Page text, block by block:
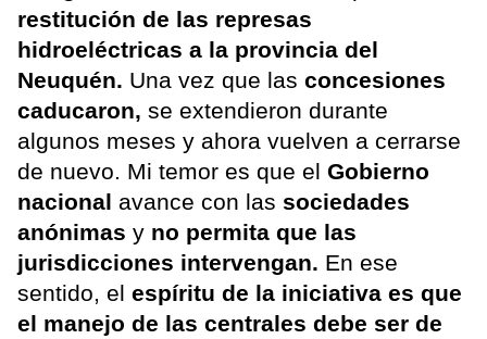
restitución de las represas
hidroeléctricas a la provincia del
Neuquén. Una vez que las concesiones
caducaron, se extendieron durante
algunos meses y ahora vuelven a cerrarse
de nuevo. Mi temor es que el Gobierno
nacional avance con las sociedades
anónimas y no permita que las
jurisdicciones intervengan. En ese
sentido, el espíritu de la iniciativa es que
el manejo de las centrales debe ser de